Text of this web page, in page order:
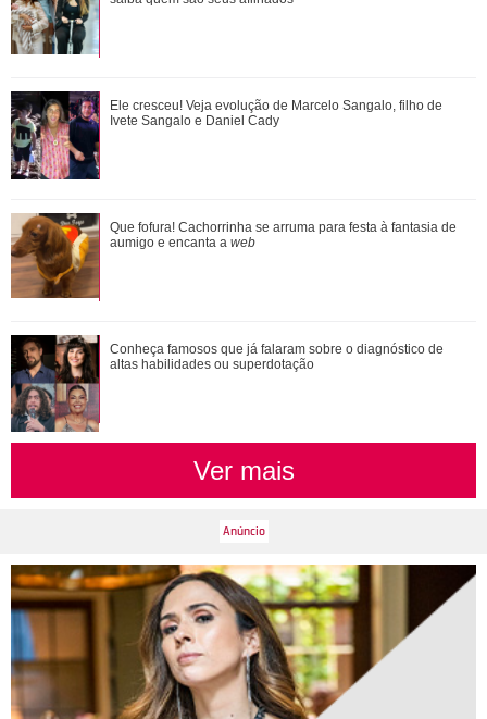
Omar e Alika conversam sobre a retomada de Batanga,
quando Tonho chega. Saiba o que vai acont...
Adriana vê Pedro e Bruna no restaurante. Confira o que vai
rolar nesta sexta-feira em Quem A...
Conheça famosos que já falaram sobre o diagnóstico de
altas habilidades ou superdotação
Ele cresceu! Veja evolução de Marcelo Sangalo, filho de
Ivete Sangalo e Daniel Cady
Que fofura! Cachorrinha se arruma para festa à fantasia de
aumigo e encanta a web
Conheça famosos que já falaram sobre o diagnóstico de
altas habilidades ou superdotação
Ver mais